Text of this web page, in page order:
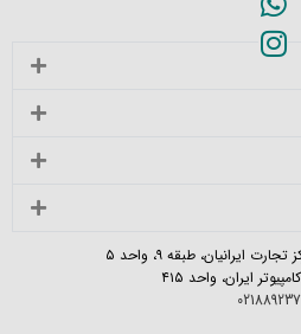
ایرانیان، طبقه ۹، واحد ۵
ایران، واحد ۴۱۵